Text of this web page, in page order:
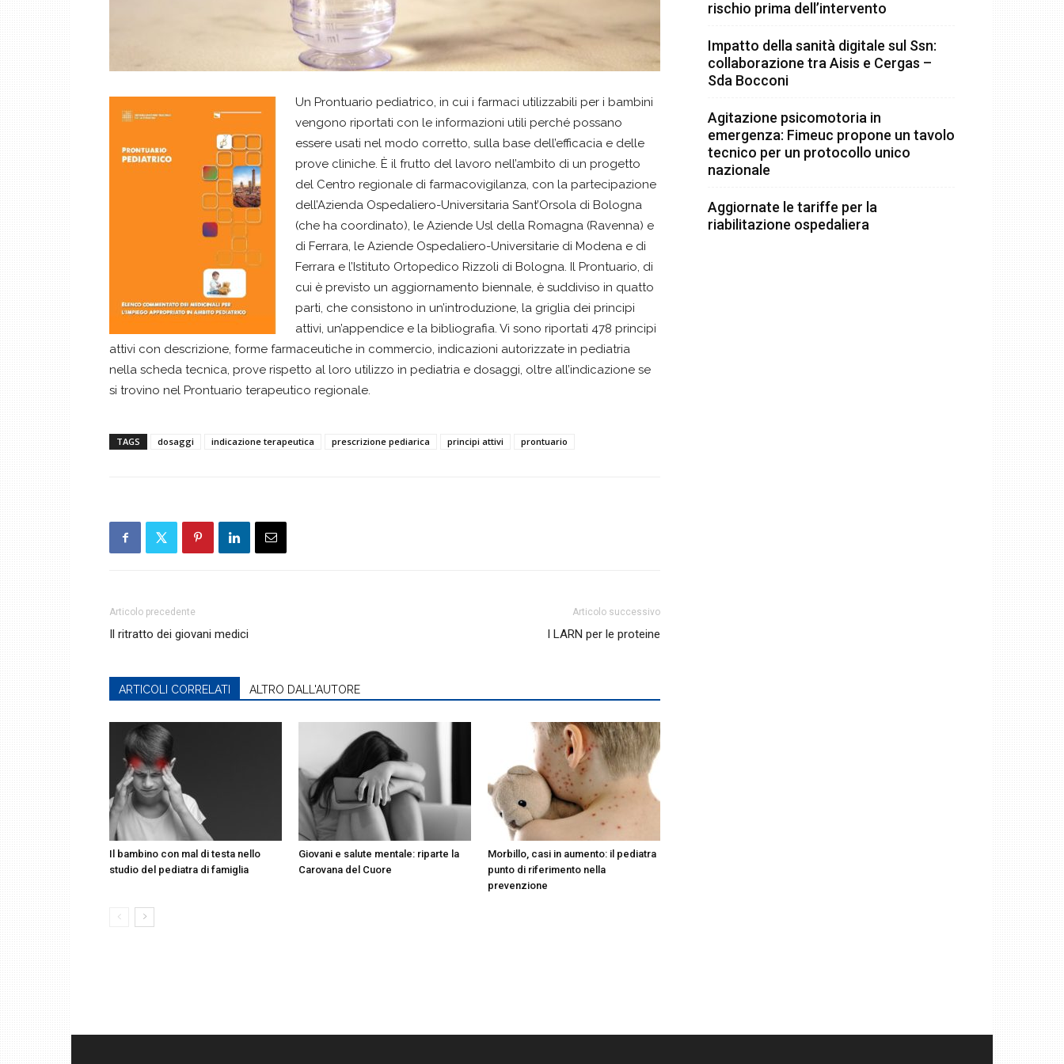
Un Prontuario pediatrico, in cui i farmaci utilizzabili per i bambini
vengono riportati con le informazioni utili perché possano
essere usati nel modo corretto, sulla base dell’efficacia e delle
prove cliniche. È il frutto del lavoro nell’ambito di un progetto
del Centro regionale di farmacovigilanza, con la partecipazione
dell’Azienda Ospedaliero-Universitaria Sant’Orsola di Bologna
(che ha coordinato), le Aziende Usl della Romagna (Ravenna) e
di Ferrara, le Aziende Ospedaliero-Universitarie di Modena e di
Ferrara e l’Istituto Ortopedico Rizzoli di Bologna. Il Prontuario, di
cui è previsto un aggiornamento biennale, è suddiviso in quatto
parti, che consistono in un’introduzione, la griglia dei principi
attivi, un’appendice e la bibliografia. Vi sono riportati 478 principi
attivi con descrizione, forme farmaceutiche in commercio, indicazioni autorizzate in pediatria
nella scheda tecnica, prove rispetto al loro utilizzo in pediatria e dosaggi, oltre all’indicazione se
si trovino nel Prontuario terapeutico regionale.
TAGS dosaggi indicazione terapeutica prescrizione pediarica principi attivi prontuario
Articolo precedente
Il ritratto dei giovani medici
Articolo successivo
I LARN per le proteine
ARTICOLI CORRELATI ALTRO DALL'AUTORE
Il bambino con mal di testa nello
studio del pediatra di famiglia
Giovani e salute mentale: riparte la
Carovana del Cuore
Morbillo, casi in aumento: il pediatra
punto di riferimento nella
prevenzione
rischio prima dell’intervento
Impatto della sanità digitale sul Ssn:
collaborazione tra Aisis e Cergas –
Sda Bocconi
Agitazione psicomotoria in
emergenza: Fimeuc propone un tavolo
tecnico per un protocollo unico
nazionale
Aggiornate le tariffe per la
riabilitazione ospedaliera